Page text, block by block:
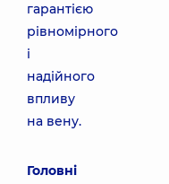
гарантією
рівномірного
і
надійного
впливу
на вену.
Головні